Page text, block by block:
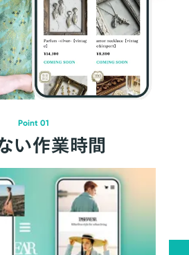
3つの理由
Point 01
い作業時間